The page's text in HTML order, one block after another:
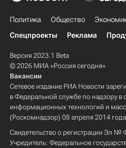
Политика Общество
Спецпроекты
Реклама
Версия 2023.1 Beta
© 2026 МИА «Россия сегодня»
Вакансии
Сетевое издание РИА Новости
в Федеральной службе по надзору в
информационных технологий и
(Роскомнадзор) 08 апреля 2014
Свидетельство о регистрации Эл №
Учредитель: Федеральное